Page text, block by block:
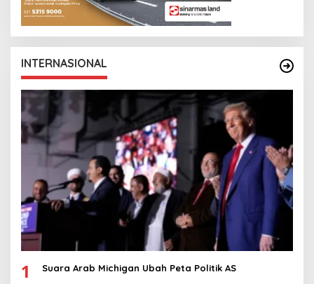
INTERNASIONAL
1 Suara Arab Michigan Ubah Peta Politik AS